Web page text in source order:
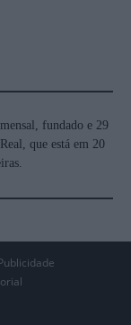
fundado e 29
que está em 20